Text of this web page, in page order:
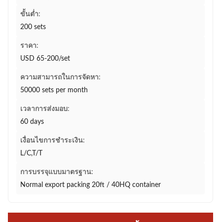
ขั้นต่ำ:
200 sets
ราคา:
USD 65-200/set
ความสามารถในการจัดหา:
50000 sets per month
เวลาการส่งมอบ:
60 days
เงื่อนไขการชำระเงิน:
L/C,T/T
การบรรจุแบบมาตรฐาน:
Normal export packing 20ft / 40HQ container